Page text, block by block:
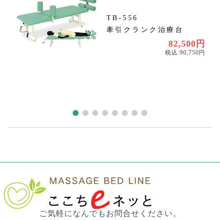
TB-556
牽引クランク治療台
82,500円
税込:90,750円
ご気軽になんでもお問合せください。